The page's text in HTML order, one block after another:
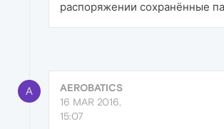
распоряжении сохранённые
A
AEROBATICS
16 MAR 2016,
15:07